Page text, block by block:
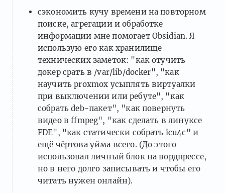
сэкономить кучу времени на повторном
поиске, агрегации и обработке
информации мне помогает Obsidian. Я
использую его как хранилище
технических заметок: "как отучить
докер срать в /var/lib/docker", "как
научить proxmox усыплять виртуалки
при выключении или ребуте", "как
собрать deb-пакет", "как повернуть
видео в ffmpeg", "как сделать в линуксе
FDE", "как статически собрать icu4c" и
ещё чёртова уйма всего. (До этого
использовал личный блок на вордпрессе,
но в него долго записывать и чтобы его
читать нужен онлайн).